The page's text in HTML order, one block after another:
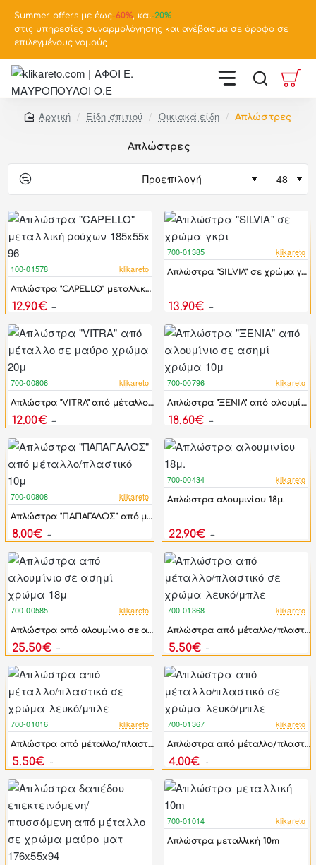
Summer offers με έως-60%, και-20%
στις υπηρεσίες συναρμολόγησης και ανέβασμα σε όροφο σε
επιλεγμένους νομούς
home
Είδη σπιτιού Οικιακά είδη Απλώστρες
Απλώστρες
-48%
100-01578 klikareto
Απλώστρα "CAPELLO" μεταλλική ρούχων 185x55x 96
12.90€
-48%
700-01385 klikareto
Απλώστρα "SILVIA" σε χρώμα γκρι
13.90€
-51%
700-00806 klikareto
Απλώστρα "VITRA" από μέταλλο σε μαύρο χρώμα 20μ
12.00€
-50%
700-00796 klikareto
Απλώστρα "ΞΕΝΙΑ" από αλουμίνιο σε ασημί χρώμα 10μ
18.60€
-56%
700-00808 klikareto
Απλώστρα "ΠΑΠΑΓΑΛΟΣ" από μέταλλο/πλαστικό 10μ
8.00€
-36%
700-00434 klikareto
Απλώστρα αλουμινίου 18μ.
22.90€
-47%
700-00585 klikareto
Απλώστρα από αλουμίνιο σε ασημί χρώμα 18μ
25.50€
-31%
700-01368 klikareto
Απλώστρα από μέταλλο/πλαστικό σε χρώμα λευκό/μπλε
5.50€
-37%
700-01016 klikareto
Απλώστρα από μέταλλο/πλαστικό σε χρώμα λευκό/μπλε
5.50€
-33%
700-01367 klikareto
Απλώστρα από μέταλλο/πλαστικό σε χρώμα λευκό/μπλε
4.00€
-53%
700-01014 klikareto
Απλώστρα μεταλλική 10m